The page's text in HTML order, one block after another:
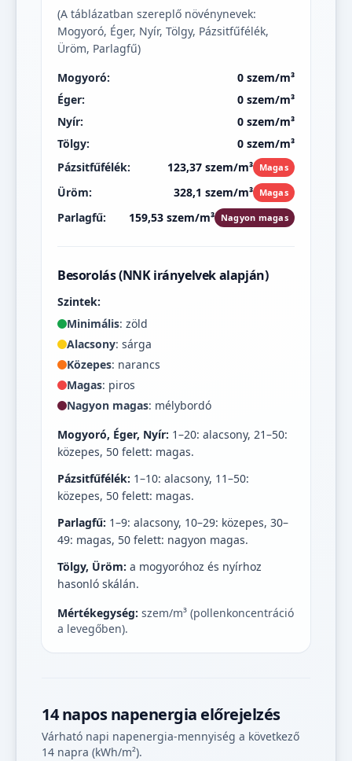
(A táblázatban szereplő növénynevek:
Mogyoró, Éger, Nyír, Tölgy, Pázsitfűfélék,
Üröm, Parlagfű)
Mogyoró:
0 szem/m³
Éger:
0 szem/m³
Nyír:
0 szem/m³
Tölgy:
0 szem/m³
Pázsitfűfélék:
123,37 szem/m³ Magas
Üröm: 328,1 szem/m³ Magas
Parlagfű: 159,53 szem/m³ Nagyon magas
Besorolás (NNK irányelvek alapján)
Szintek:
Minimális: zöld
Alacsony: sárga
Közepes: narancs
Magas: piros
Nagyon magas: mélybordó
Mogyoró, Éger, Nyír: 1–20: alacsony, 21–50:
közepes, 50 felett: magas.
Pázsitfűfélék: 1–10: alacsony, 11–50:
közepes, 50 felett: magas.
Parlagfű: 1–9: alacsony, 10–29: közepes, 30–
49: magas, 50 felett: nagyon magas.
Tölgy, Üröm: a mogyoróhoz és nyírhoz
hasonló skálán.
Mértékegység: szem/m³ (pollenkoncentráció
a levegőben).
14 napos napenergia előrejelzés
Várható napi napenergia-mennyiség a következő
14 napra (kWh/m²).